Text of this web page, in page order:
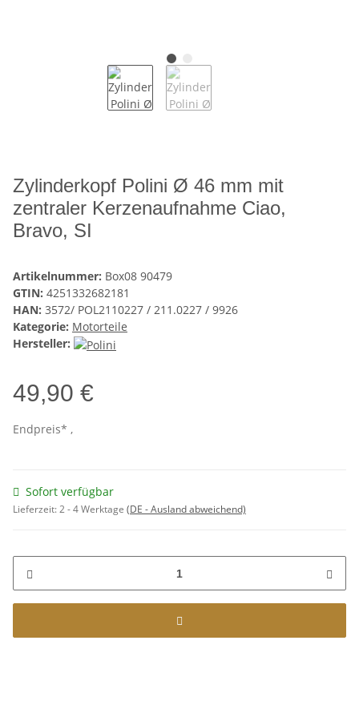
Zylinderkopf Polini Ø 46 mm mit
zentraler Kerzenaufnahme Ciao,
Bravo, SI
Artikelnummer: Box08 90479
GTIN: 4251332682181
HAN: 3572/ POL2110227 / 211.0227 / 9926
Kategorie: Motorteile
Hersteller:
49,90 €
Endpreis* ,
Sofort verfügbar
Lieferzeit:2 - 4 Werktage (DE - Ausland abweichend)